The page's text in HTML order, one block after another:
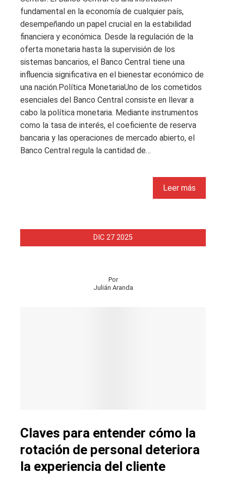
fundamental en la economía de cualquier país,
desempeñando un papel crucial en la estabilidad
financiera y económica. Desde la regulación de la
oferta monetaria hasta la supervisión de los
sistemas bancarios, el Banco Central tiene una
influencia significativa en el bienestar económico de
una nación.Política MonetariaUno de los cometidos
esenciales del Banco Central consiste en llevar a
cabo la política monetaria. Mediante instrumentos
como la tasa de interés, el coeficiente de reserva
bancaria y las operaciones de mercado abierto, el
Banco Central regula la cantidad de…
Leer más
DIC 27 2025
Por
Julián Aranda
Claves para entender cómo la
rotación de personal deteriora
la experiencia del cliente